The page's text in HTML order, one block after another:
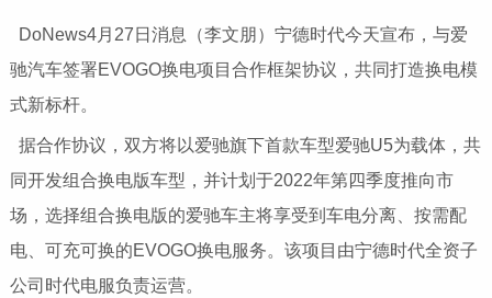
DoNews4月27日消息（李文朋）宁德时代今天宣布，与爱
驰汽车签署EVOGO换电项目合作框架协议，共同打造换电模
式新标杆。
据合作协议，双方将以爱驰旗下首款车型爱驰U5为载体，共
同开发组合换电版车型，并计划于2022年第四季度推向市
场，选择组合换电版的爱驰车主将享受到车电分离、按需配
电、可充可换的EVOGO换电服务。该项目由宁德时代全资子
公司时代电服负责运营。